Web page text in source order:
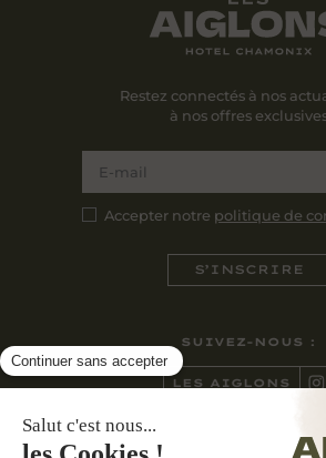
SUIVEZ-NOUS :
LES AIGLONS
Restez connectés à nos
à nos offres
Accepter notre politique de